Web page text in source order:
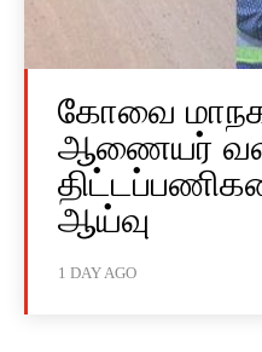
கோவை
ஆணையர்
ஆய்வு
1 DAY AGO